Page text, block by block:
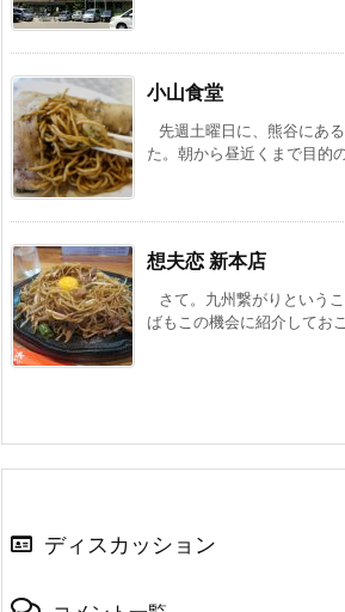
小山食堂
先週土曜日に、熊谷にあ
た。朝から昼近くまで目的
想夫恋 新本店
さて。九州繋がりという
ばもこの機会に紹介してお
ディスカッション